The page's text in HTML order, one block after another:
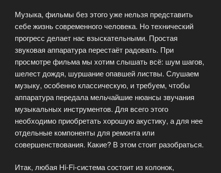
Музыка, фильмы без этого уже нельзя представить
себе жизнь современного человека. Но технический
прогресс делает нас взыскательными. Простая
звуковая аппаратура перестаёт радовать. При
просмотре фильма мы хотим слышать всё: шум шагов,
шелест дождя, шуршание опавшей листвы. Слушаем
музыку, особенно классическую, и требуем, чтобы
аппаратура передала мельчайшие нюансы звучания
музыкальных инструментов. Для всего этого
необходимо приобретать хорошую акустику, а для нее
отдельные компоненты для ремонта или
совершенствования. Какие? В этом стоит разобраться.
Итак, любая Hi-Fi-система состоит из колонок,